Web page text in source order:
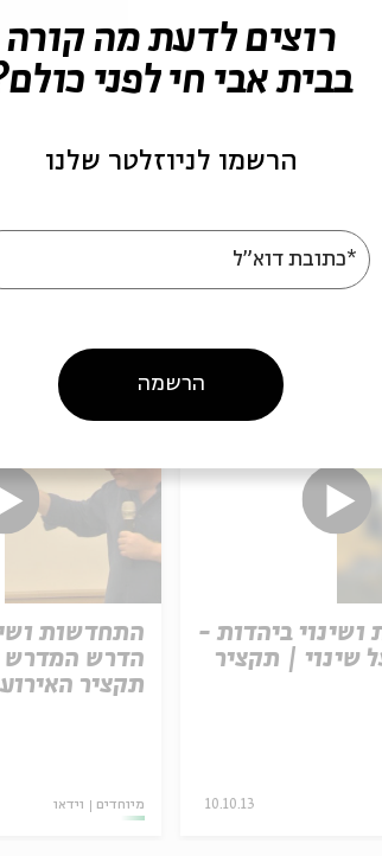
התחדשות
הדרש המדרש
תקציר האירוע
מיוחדים וידאו
ביהדות -
שינוי | תקציר
10.10.13
רוצים לדעת מה קורה
בבית אבי חי לפני
הרשמו לניוזלטר שלנו
*כתובת דוא"ל
הרשמה